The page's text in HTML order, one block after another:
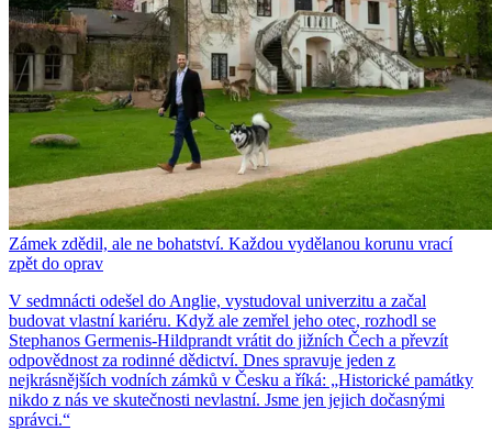
Zámek zdědil, ale ne bohatství. Každou vydělanou korunu vrací
zpět do oprav
V sedmnácti odešel do Anglie, vystudoval univerzitu a začal
budovat vlastní kariéru. Když ale zemřel jeho otec, rozhodl se
Stephanos Germenis-Hildprandt vrátit do jižních Čech a převzít
odpovědnost za rodinné dědictví. Dnes spravuje jeden z
nejkrásnějších vodních zámků v Česku a říká: „Historické památky
nikdo z nás ve skutečnosti nevlastní. Jsme jen jejich dočasnými
správci.“